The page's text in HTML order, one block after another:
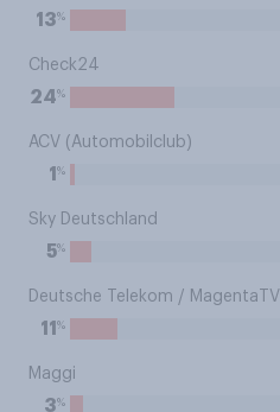
13%
Check24
24%
ACV (Automobilclub)
1 %
Sky Deutschland
5%
Deutsche Telekom / MagentaTV
11 %
Maggi
3%